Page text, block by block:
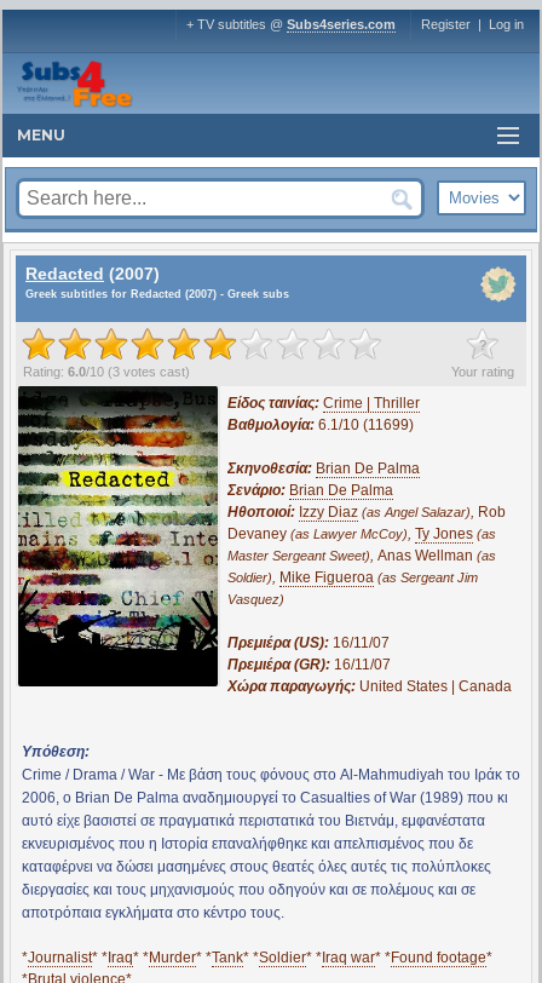
+ TV subtitles @ Subs4series.com Register | Log in
MENU
Redacted (2007)
Greek subtitles for Redacted (2007) - Greek subs
?
Your rating
Rating: 6.0/10 (3 votes cast)
Είδος ταινίας: Crime | Thriller
Βαθμολογία: 6.1/10 (11699)
Σκηνοθεσία: Brian De Palma
Σενάριο: Brian De Palma
Ηθοποιοί: Izzy Diaz (as Angel Salazar), Rob
Devaney (as Lawyer McCoy), Ty Jones (as
Master Sergeant Sweet), Anas Wellman (as
Soldier), Mike Figueroa (as Sergeant Jim
Vasquez)
Πρεμιέρα (US): 16/11/07
Πρεμιέρα (GR): 16/11/07
Χώρα παραγωγής: United States | Canada
Υπόθεση:
Crime / Drama / War - Με βάση τους φόνους στο Al-Mahmudiyah του Ιράκ το
2006, ο Brian De Palma αναδημιουργεί το Casualties of War (1989) που κι
αυτό είχε βασιστεί σε πραγματικά περιστατικά του Βιετνάμ, εμφανέστατα
εκνευρισμένος που η Ιστορία επαναλήφθηκε και απελπισμένος που δε
καταφέρνει να δώσει μασημένες στους θεατές όλες αυτές τις πολύπλοκες
διεργασίες και τους μηχανισμούς που οδηγούν και σε πολέμους και σε
αποτρόπαια εγκλήματα στο κέντρο τους.
*Journalist* * Iraq* *Murder* *Tank* *Soldier* * Iraq war* *Found footage*